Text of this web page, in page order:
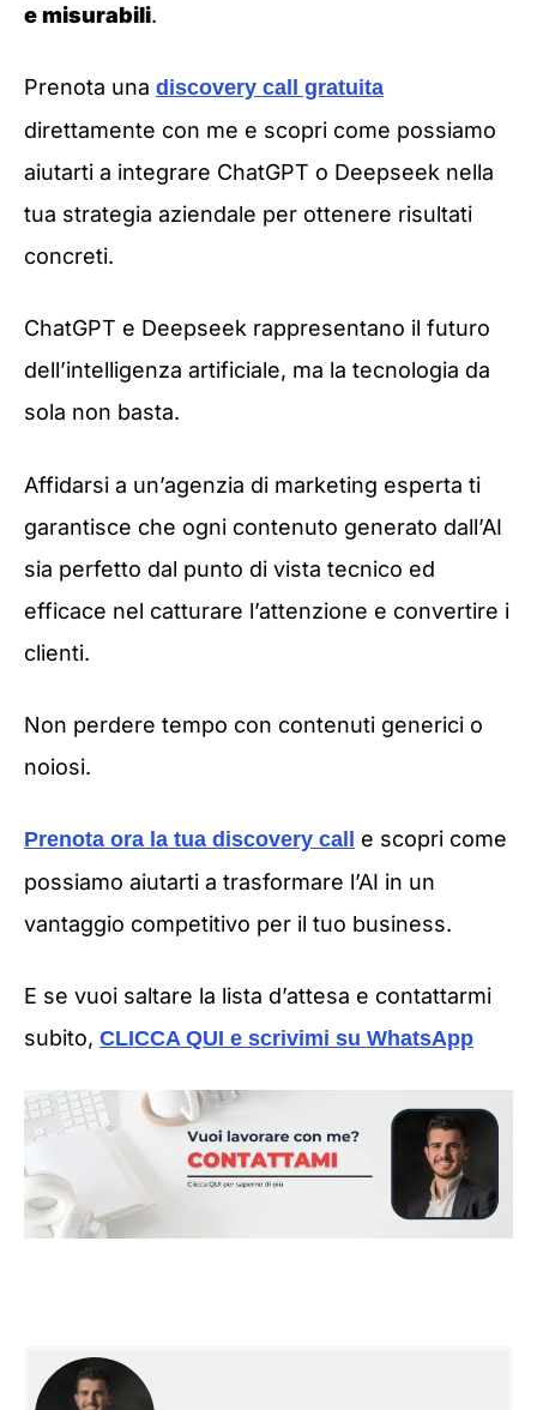
e misurabili.
Prenota una discovery call gratuita
direttamente con me e scopri come possiamo
aiutarti a integrare ChatGPT o Deepseek nella
tua strategia aziendale per ottenere risultati
concreti.
ChatGPT e Deepseek rappresentano il futuro
dell’intelligenza artificiale, ma la tecnologia da
sola non basta.
Affidarsi a un’agenzia di marketing esperta ti
garantisce che ogni contenuto generato dall’AI
sia perfetto dal punto di vista tecnico ed
efficace nel catturare l’attenzione e convertire i
clienti.
Non perdere tempo con contenuti generici o
noiosi.
Prenota ora la tua discovery call e scopri come
possiamo aiutarti a trasformare l’AI in un
vantaggio competitivo per il tuo business.
E se vuoi saltare la lista d’attesa e contattarmi
subito, CLICCA QUI e scrivimi su WhatsApp